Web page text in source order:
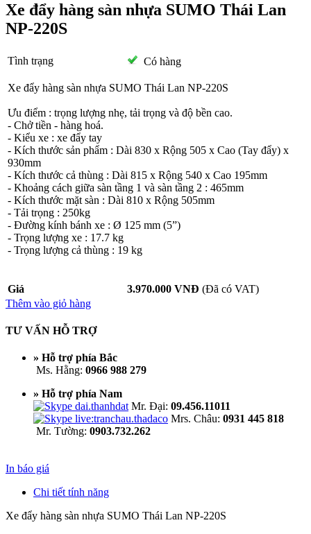
Xe đẩy hàng sàn nhựa SUMO Thái Lan
NP-220S
Tình trạng Có hàng
Xe đẩy hàng sàn nhựa SUMO Thái Lan NP-220S
Ưu điểm : trọng lượng nhẹ, tải trọng và độ bền cao.
- Chở tiền - hàng hoá.
- Kiểu xe : xe đẩy tay
- Kích thước sản phẩm : Dài 830 x Rộng 505 x Cao (Tay đẩy) x
930mm
- Kích thước cả thùng : Dài 815 x Rộng 540 x Cao 195mm
- Khoảng cách giữa sàn tầng 1 và sàn tầng 2 : 465mm
- Kích thước mặt sàn : Dài 810 x Rộng 505mm
- Tải trọng : 250kg
- Đường kính bánh xe : Ø 125 mm (5”)
- Trọng lượng xe : 17.7 kg
- Trọng lượng cả thùng : 19 kg
Giá 3.970.000 VNĐ (Đã có VAT)
Thêm vào giỏ hàng
TƯ VẤN HỖ TRỢ
» Hỗ trợ phía Bắc
Ms. Hằng: 0966 988 279
» Hỗ trợ phía Nam
Mr. Đại: 09.456.11011
Mrs. Châu: 0931 445 818
Mr. Tường: 0903.732.262
In báo giá
Chi tiết tính năng
Xe đẩy hàng sàn nhựa SUMO Thái Lan NP-220S